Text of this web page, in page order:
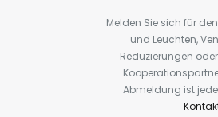
Melden Sie sich für
und Leuchten,
Reduzierungen
Abmeldung ist